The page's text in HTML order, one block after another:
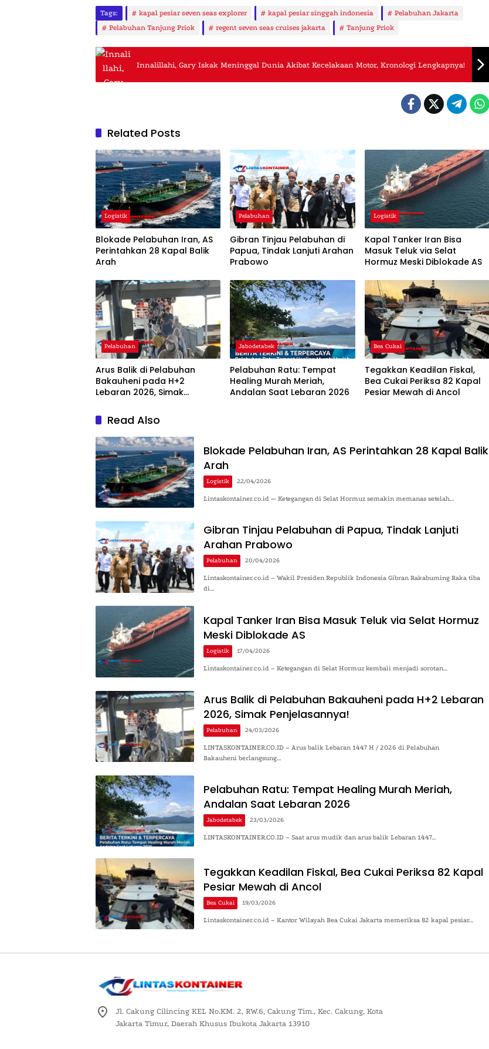
Tags: kapal pesiar seven seas explorer kapal pesiar singgah indonesia
Pelabuhan Jakarta
Pelabuhan Tanjung Priok
regent seven seas cruises jakarta Tanjung Priok
Innalillahi, Gary Iskak Meninggal Dunia Akibat Kecelakaan Motor, Kronologi Lengkapnya!
Related Posts
Logistik
Blokade Pelabuhan Iran, AS
Perintahkan 28 Kapal Balik
Arah
Pelabuhan
Gibran Tinjau Pelabuhan di
Papua, Tindak Lanjuti Arahan
Prabowo
Logistik
Kapal Tanker Iran Bisa
Masuk Teluk via Selat
Hormuz Meski Diblokade AS
Pelabuhan
Arus Balik di Pelabuhan
Bakauheni pada H+2
Lebaran 2026, Simak
Jabodetabek
Pelabuhan Ratu: Tempat
Healing Murah Meriah,
Andalan Saat Lebaran 2026
Bea Cukai
Tegakkan Keadilan Fiskal,
Bea Cukai Periksa 82 Kapal
Pesiar Mewah di Ancol
Read Also
Blokade Pelabuhan Iran, AS Perintahkan 28 Kapal Balik
Arah
Logistik 22/04/2026
Lintaskontainer.co.id — Ketegangan di Selat Hormuz semakin memanas setelah…
Gibran Tinjau Pelabuhan di Papua, Tindak Lanjuti
Arahan Prabowo
Pelabuhan 20/04/2026
Lintaskontainer.co.id – Wakil Presiden Republik Indonesia Gibran Rakabuming Raka tiba
di…
Kapal Tanker Iran Bisa Masuk Teluk via Selat Hormuz
Meski Diblokade AS
Logistik 17/04/2026
Lintaskontainer.co.id – Ketegangan di Selat Hormuz kembali menjadi sorotan…
Arus Balik di Pelabuhan Bakauheni pada H+2 Lebaran
2026, Simak Penjelasannya!
Pelabuhan 24/03/2026
LINTASKONTAINER.CO.ID – Arus balik Lebaran 1447 H / 2026 di Pelabuhan
Bakauheni berlangsung…
Pelabuhan Ratu: Tempat Healing Murah Meriah,
Andalan Saat Lebaran 2026
Jabodetabek 23/03/2026
LINTASKONTAINER.CO.ID – Saat arus mudik dan arus balik Lebaran 1447…
Tegakkan Keadilan Fiskal, Bea Cukai Periksa 82 Kapal
Pesiar Mewah di Ancol
Bea Cukai 19/03/2026
Lintaskontainer.co.id – Kantor Wilayah Bea Cukai Jakarta memeriksa 82 kapal pesiar…
Jl. Cakung Cilincing KEL No.KM. 2, RW.6, Cakung Tim., Kec. Cakung, Kota
Jakarta Timur, Daerah Khusus Ibukota Jakarta 13910